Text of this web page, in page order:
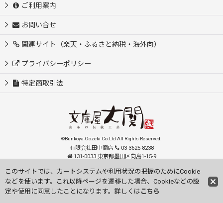
ご利用案内
お問い合せ
関連サイト（楽天・ふるさと納税・海外向）
プライバシーポリシー
特定商取引法
©Bunkoya-Oozeki Co.Ltd All Rights Reserved.
有限会社田中商店
03-3625-8238
131-0033 東京都墨田区向島1-15-9
Visit our English Store
このサイトでは、カートシステムや利用状況の把握のためにCookie
などを使います。これ以降ページを遷移した場合、Cookieなどの設
定や使用に同意したことになります。詳しくは こちら